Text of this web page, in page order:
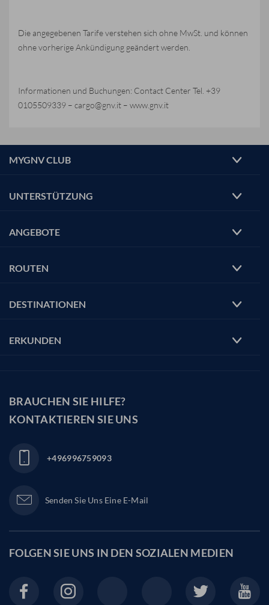
Die angegebenen Tarife verstehen sich ohne MwSt. und können
ohne vorherige Ankündigung geändert werden.
Informationen und Buchungen: Contact Center Tel. +39
0105509339 – cargo@gnv.it – www.gnv.it
MYGNV CLUB
UNTERSTÜTZUNG
ANGEBOTE
ROUTEN
DESTINATIONEN
ERKUNDEN
BRAUCHEN SIE HILFE?
KONTAKTIEREN SIE UNS
+496996759093
Senden Sie Uns Eine E-Mail
FOLGEN SIE UNS IN DEN SOZIALEN MEDIEN